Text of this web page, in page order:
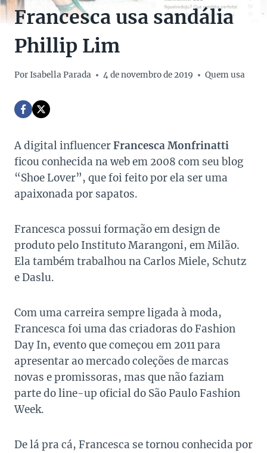
Francesca usa sandália
Phillip Lim
PorIsabella Parada 4 de novembro de 2019 Quem usa
A digital influencerFrancesca Monfrinatti
ficou conhecida na web em 2008 com seu blog
“Shoe Lover”, que foi feito por ela ser uma
apaixonada por sapatos.
Francesca possui formação em design de
produto pelo Instituto Marangoni, em Milão.
Ela também trabalhou na Carlos Miele, Schutz
e Daslu.
Com uma carreira sempre ligada à moda,
Francesca foi uma das criadoras do Fashion
Day In, evento que começou em 2011 para
apresentar ao mercado coleções de marcas
novas e promissoras, mas que não faziam
parte do line-up oficial do São Paulo Fashion
Week.
De lá pra cá, Francesca se tornou conhecida por